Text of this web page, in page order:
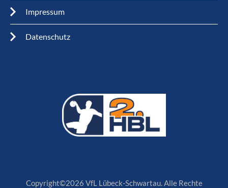
Impressum
Datenschutz
Copyright©2026 VfL Lübeck-Schwartau. Alle Rechte